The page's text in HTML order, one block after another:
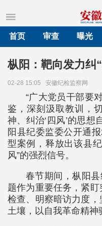
首页
审查 曝光
枞阳：靶向发力纠
02-28 15:05 安徽纪检监察网
“广大党员干部要
鉴，深刻汲取教训，
神、纠治‘四风’的思
阳县纪委监委公开通
型案例，释放出该县
风”的强烈信号。
春节期间，枞阳县
题作为重要任务，紧
检查、明察暗访力度
土壤，以自我革命精神